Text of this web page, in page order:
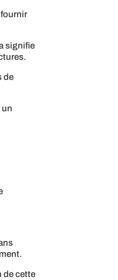
fournir
signifie
de
un
de cette